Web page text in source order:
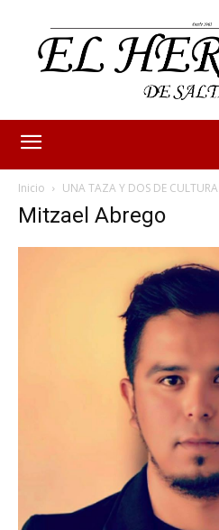
Inicio UNA TAZA Y DOS DE CULTURA
Mitzael Abrego